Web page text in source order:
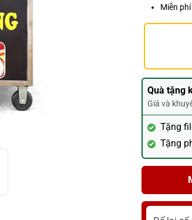
Miễn
Quà tặng
Giá và
Tặng
Tặng